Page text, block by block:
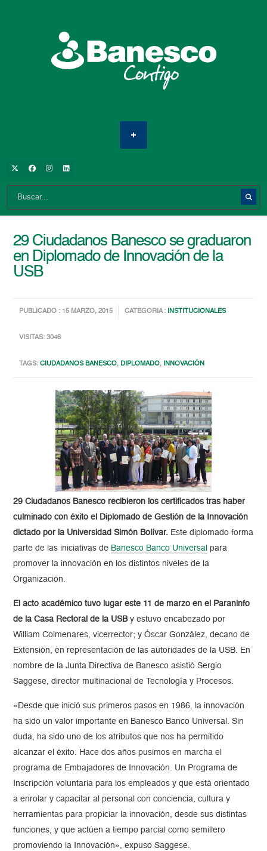
29 Ciudadanos Banesco se graduaron
en Diplomado de Innovación de la
USB
PUBLICADO : 15 MARZO, 2015 CATEGORIA : INSTITUCIONALES
VISITAS: 3046
TAGS:CIUDADANOS BANESCO,DIPLOMADO, INNOVACIÓN
29 Ciudadanos Banesco recibieron los certificados tras haber
culminado con éxito el Diplomado de Gestión de la Innovación
dictado por la Universidad Simón Bolívar. Este diplomado forma
parte de las iniciativas de Banesco Banco Universal para
promover la innovación en los distintos niveles de la
Organización.
El acto académico tuvo lugar este 11 de marzo en el Paraninfo
de la Casa Rectoral de la USBy estuvo encabezado por
William Colmenares, vicerrector; y Óscar González, decano de
Extensión, en representación de las autoridades de la USB. En
nombre de la Junta Directiva de Banesco asistió Sergio
Saggese, director multinacional de Tecnología y Procesos.
«Desde que inició sus primeros pasos en 1986, la innovación
ha sido un valor importante en Banesco Banco Universal. Sin
duda, ha sido uno de los atributos que nos ha permitido
alcanzar el éxito. Hace dos años pusimos en marcha el
programa de Embajadores de Innovación. Un Programa de
Inscripción voluntaria para los empleados y que está orientado
a enrolar y capacitar al personal con conciencia, cultura y
herramientas para propiciar la innovación, desde sus distintas
funciones, y que actúen a tiempo parcial como semillero
promoviendo la Innovación», expuso Saggese.